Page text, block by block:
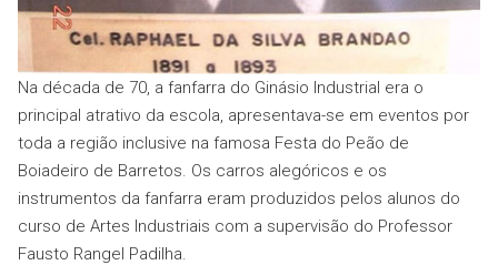
Na década de 70, a fanfarra do Ginásio Industrial era o
principal atrativo da escola, apresentava-se em eventos por
toda a região inclusive na famosa Festa do Peão de
Boiadeiro de Barretos. Os carros alegóricos e os
instrumentos da fanfarra eram produzidos pelos alunos do
curso de Artes Industriais com a supervisão do Professor
Fausto Rangel Padilha.